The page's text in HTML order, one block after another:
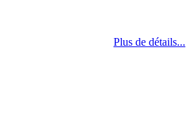
Plus de détails...